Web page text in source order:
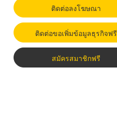
ติดต่อลงโฆษณา
ติดต่อขอเพิ่มข้อมูลธุรกิจฟรี
สมัครสมาชิกฟรี